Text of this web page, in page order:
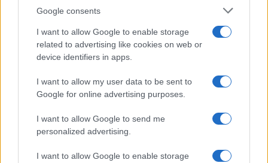
Google consents
I want to allow Google to enable storage
related to advertising like cookies on web or
device identifiers in apps.
I want to allow my user data to be sent to
Google for online advertising purposes.
I want to allow Google to send me
personalized advertising.
I want to allow Google to enable storage
VW: Η δύσκολη εξίσωση
18η συνεχόμενη χρονιά για
τον ΟΤΕ στη διεθνή σειρά
δεικτών FTSE4Good